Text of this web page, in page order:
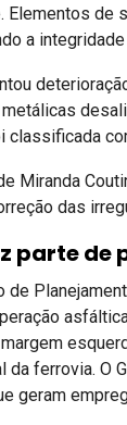
Elementos de
a
classificada
Miranda
das
parte de
de
da ferrovia. O
geram